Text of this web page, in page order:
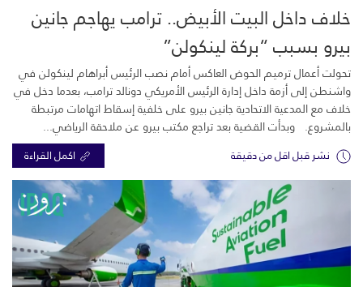
خلاف داخل البيت الأبيض.. ترامب يهاجم جانين
بيرو بسبب “بركة لينكولن”
تحولت أعمال ترميم الحوض العاكس أمام نصب الرئيس أبراهام لينكولن في
واشنطن إلى أزمة داخل إدارة الرئيس الأمريكي دونالد ترامب، بعدما دخل في
خلاف مع المدعية الاتحادية جانين بيرو على خلفية إسقاط اتهامات مرتبطة
بالمشروع. وبدأت القضية بعد تراجع مكتب بيرو عن ملاحقة الرياضي...
نشر قبل اقل من دقيقة اكمل القراءة